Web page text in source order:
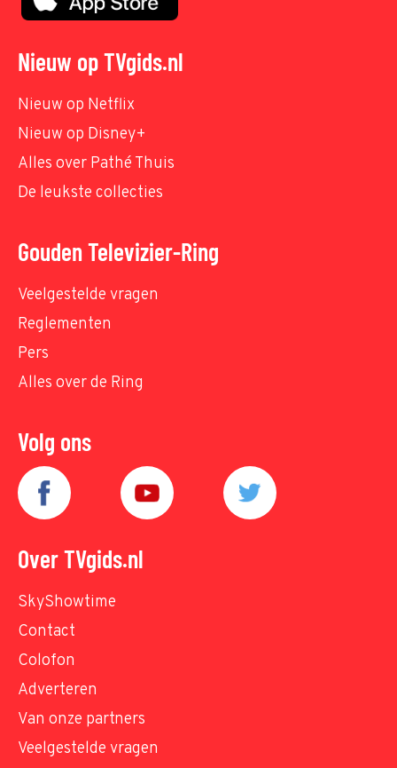
Nieuw op TVgids.nl
Nieuw op Netflix
Nieuw op Disney+
Alles over Pathé Thuis
De leukste collecties
Gouden Televizier-Ring
Veelgestelde vragen
Reglementen
Pers
Alles over de Ring
Volg ons
Over TVgids.nl
SkyShowtime
Contact
Colofon
Adverteren
Van onze partners
Veelgestelde vragen